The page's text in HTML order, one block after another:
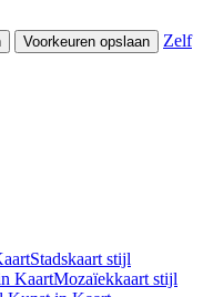
Voorkeuren opslaan
Zelf
Stadskaart stijl
Mozaïekkaart stijl